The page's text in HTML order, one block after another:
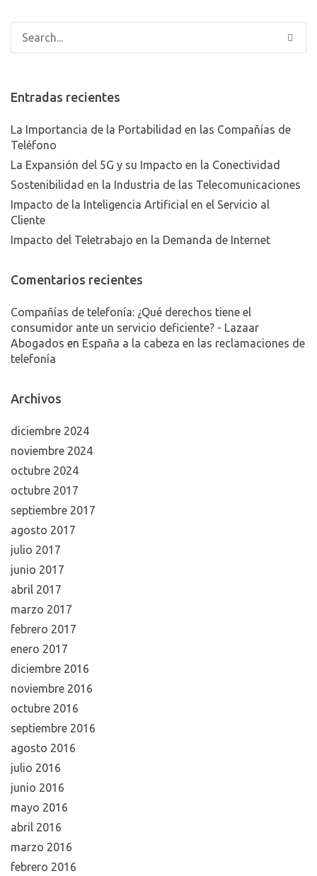
Entradas recientes
La Importancia de la Portabilidad en las Compañías de
Teléfono
La Expansión del 5G y su Impacto en la Conectividad
Sostenibilidad en la Industria de las Telecomunicaciones
Impacto de la Inteligencia Artificial en el Servicio al
Cliente
Impacto del Teletrabajo en la Demanda de Internet
Comentarios recientes
Compañías de telefonía: ¿Qué derechos tiene el
consumidor ante un servicio deficiente? - Lazaar
Abogados en España a la cabeza en las reclamaciones de
telefonía
Archivos
diciembre 2024
noviembre 2024
octubre 2024
octubre 2017
septiembre 2017
agosto 2017
julio 2017
junio 2017
abril 2017
marzo 2017
febrero 2017
enero 2017
diciembre 2016
noviembre 2016
octubre 2016
septiembre 2016
agosto 2016
julio 2016
junio 2016
mayo 2016
abril 2016
marzo 2016
febrero 2016